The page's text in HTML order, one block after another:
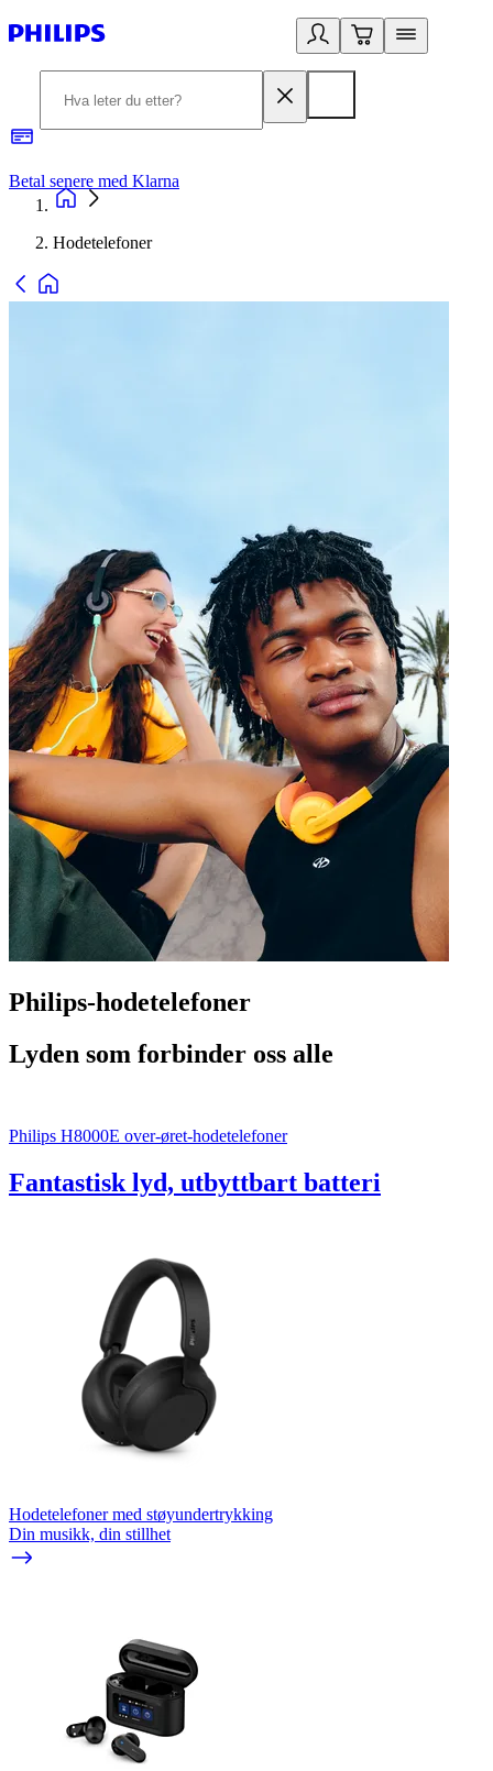
Betal senere med Klarna
Hodetelefoner
Philips-hodetelefoner
Lyden som forbinder oss alle
Philips H8000E over-øret-hodetelefoner
Fantastisk lyd, utbyttbart batteri
Hodetelefoner med støyundertrykking
Din musikk, din stillhet